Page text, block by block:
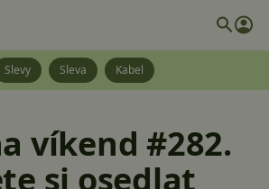
Slevy Sleva Kabel
víkend #282.
si osedlat